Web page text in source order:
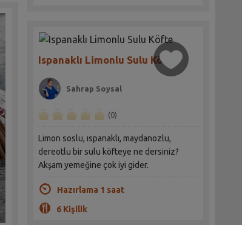
Ispanaklı Limonlu Sulu Köfte
Sahrap Soysal
(0)
Limon soslu, ıspanaklı, maydanozlu,
dereotlu bir sulu köfteye ne dersiniz?
Akşam yemeğine çok iyi gider.
Hazırlama 1 saat
6 Kişilik